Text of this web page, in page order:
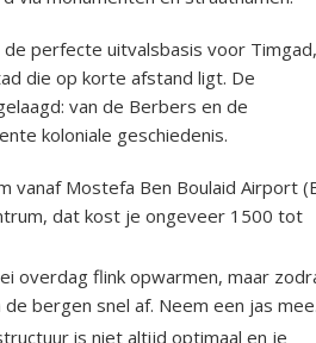
perfecte uitvalsbasis voor Timgad,
die op korte afstand ligt. De
van de Berbers en de
koloniale geschiedenis.
vanaf Mostefa Ben Boulaid Airport
dat kost je ongeveer 1500 tot
overdag flink opwarmen, maar
bergen snel af. Neem een jas
is niet altijd optimaal en je